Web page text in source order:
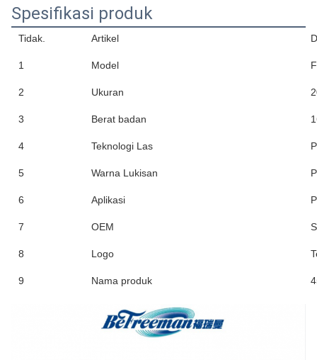
Spesifikasi produk
Tidak. Artikel
1 Model
2 Ukuran
3 Berat badan
4 Teknologi Las
5 Warna Lukisan
6 Aplikasi
7 OEM
8 Logo
9 Nama produk